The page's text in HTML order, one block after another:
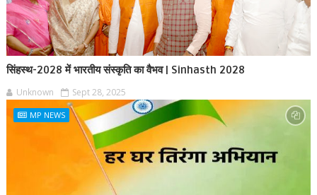
सिंहस्थ-2028 में भारतीय संस्कृति का वैभव | Sinhasth 2028
Unknown Sept 28, 2025
MP NEWS